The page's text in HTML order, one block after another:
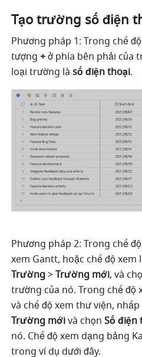
Tạo trường số điện
Phương pháp 1: Trong chế
tượng + ở phía bên phải của
loại trường là số điện thoại.
Phương pháp 2: Trong chế
xem Gantt, hoặc chế độ
Trường > Trường mới, và
trường của nó. Trong chế độ
và chế độ xem thư viện,
Trường mới và chọn Số điện
nó. Chế độ xem dạng bảng
trong ví dụ dưới đây.